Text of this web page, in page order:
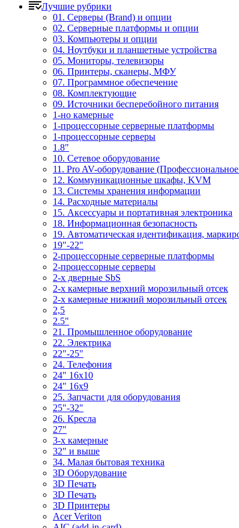
Лучшие рубрики
01. Серверы (Brand) и опции
02. Серверные платформы и опции
03. Компьютеры и опции
04. Ноутбуки и планшетные устройства
05. Мониторы, телевизоры
06. Принтеры, сканеры, МФУ
07. Программное обеспечение
08. Комплектующие
09. Источники бесперебойного питания
1-но камерные
1-процессорные серверные платформы
1-процессорные серверы
1.8"
10. Сетевое оборудование
11. Pro AV-оборудование
12. Коммуникационные шкафы, KVM
13. Системы хранения информации
14. Расходные материалы
15. Аксессуары и портативная электроника
18. Информационная безопасность
19. Автоматическая идентификация,
19"-22"
2-процессорные серверные платформы
2-процессорные серверы
2-х дверные SbS
2-х камерные верхний морозильный отсек
2-х камерные нижний морозильный отсек
2,5
2.5"
21. Промышленное оборудование
22. Электрика
22"-25"
24. Телефония
24" 16x10
24" 16x9
25. Запчасти для оборудования
25"-32"
26. Кресла
27"
3-x камерные
32" и выше
34. Малая бытовая техника
3D Оборудование
3D Печать
3D Печать
3D Принтеры
Acer Veriton